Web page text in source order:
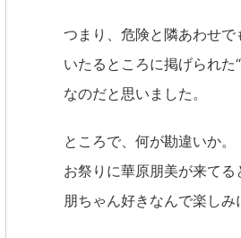
つまり、危険と隣あわせで
いたるところに掲げられ
なのだと思いました。
ところで、何が勘違いか。
お祭りに華原朋美が来てる
朋ちゃん好きなんで楽しみ